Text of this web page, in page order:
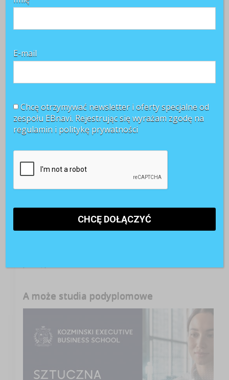
Sposób na frekwencję pracowników podczas
A może studia podyplomowe
E-mail
Chcę otrzymywać newsletter i oferty specjalne od
zespołu EBnavi. Rejestrując się wyrażam zgodę na
regulamin i politykę prywatności